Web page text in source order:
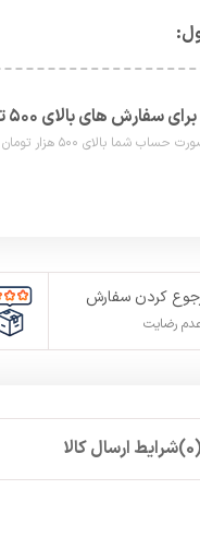
سفارش های بالای ۵۰۰ تومان
شود هزینه پست برای شما به صورت رایگان محاصبه خواهد شد.
کردن سفارش
رضایت
شرایط ارسال کالا